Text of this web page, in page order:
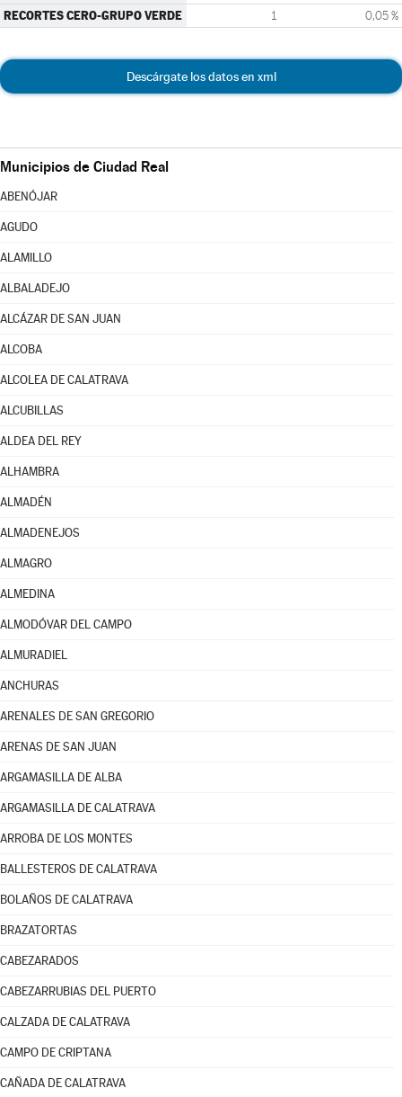
RECORTES CERO-GRUPO VERDE 1 0,05 %
Descárgate los datos en xml
Municipios de Ciudad Real
ABENÓJAR
AGUDO
ALAMILLO
ALBALADEJO
ALCÁZAR DE SAN JUAN
ALCOBA
ALCOLEA DE CALATRAVA
ALCUBILLAS
ALDEA DEL REY
ALHAMBRA
ALMADÉN
ALMADENEJOS
ALMAGRO
ALMEDINA
ALMODÓVAR DEL CAMPO
ALMURADIEL
ANCHURAS
ARENALES DE SAN GREGORIO
ARENAS DE SAN JUAN
ARGAMASILLA DE ALBA
ARGAMASILLA DE CALATRAVA
ARROBA DE LOS MONTES
BALLESTEROS DE CALATRAVA
BOLAÑOS DE CALATRAVA
BRAZATORTAS
CABEZARADOS
CABEZARRUBIAS DEL PUERTO
CALZADA DE CALATRAVA
CAMPO DE CRIPTANA
CAÑADA DE CALATRAVA